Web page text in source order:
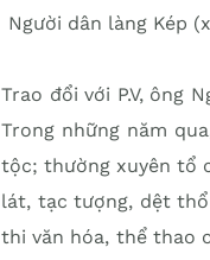
Người dân làng Kép
Trao đổi với P.V, ông
Trong những năm
tộc; thường xuyên tổ
lát, tạc tượng, dệt
thi văn hóa, thể thao